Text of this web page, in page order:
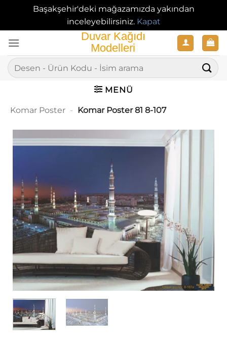
Başakşehir'deki mağazamızda yakından
inceleyebilirsiniz. Kapat
atla
Ara:
MENÜ
Komar Poster - Komar Poster 81 8-107